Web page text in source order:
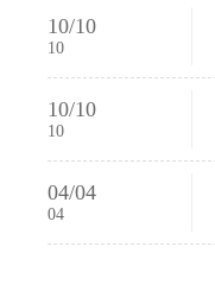
10/10
10
10/10
10
04/04
04